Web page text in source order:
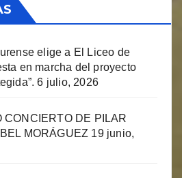
elige a El Liceo de
en marcha del proyecto
6 julio, 2026
CONCIERTO DE PILAR
MORÁGUEZ 19 junio,